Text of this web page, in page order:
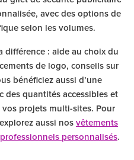
avec des options de
selon les volumes.
différence : aide au choix du
de logo, conseils sur
bénéficiez aussi d’une
des quantités accessibles et
projets multi-sites. Pour
aussi nos vêtements
personnalisés.